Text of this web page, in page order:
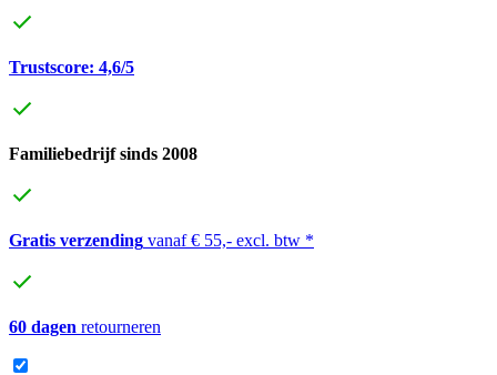
Trustscore: 4,6/5
Familiebedrijf sinds 2008
Gratis verzending vanaf € 55,- excl. btw *
60 dagen retourneren